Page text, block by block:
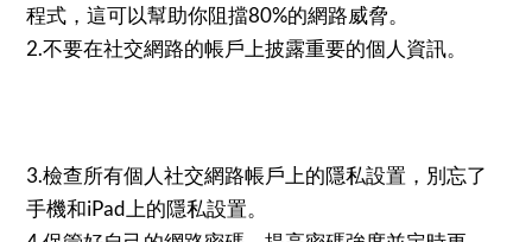
程式，這可以幫助你阻擋80%的網路威脅。
2.不要在社交網路的帳戶上披露重要的個人資訊。
3.檢查所有個人社交網路帳戶上的隱私設置，別忘了
手機和iPad上的隱私設置。